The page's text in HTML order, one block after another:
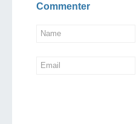
Commenter